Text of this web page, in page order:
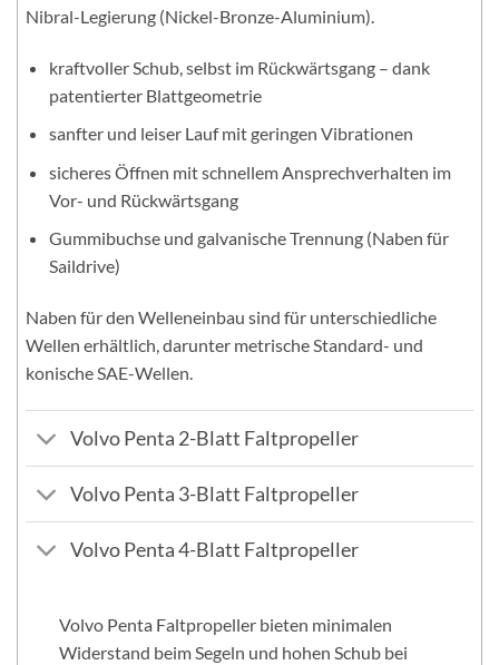
Nibral-Legierung (Nickel-Bronze-Aluminium).
kraftvoller Schub, selbst im Rückwärtsgang – dank
patentierter Blattgeometrie
sanfter und leiser Lauf mit geringen Vibrationen
sicheres Öffnen mit schnellem Ansprechverhalten im
Vor- und Rückwärtsgang
Gummibuchse und galvanische Trennung (Naben für
Saildrive)
Naben für den Welleneinbau sind für unterschiedliche
Wellen erhältlich, darunter metrische Standard- und
konische SAE-Wellen.
Volvo Penta 2-Blatt Faltpropeller
Volvo Penta 3-Blatt Faltpropeller
Volvo Penta 4-Blatt Faltpropeller
Volvo Penta Faltpropeller bieten minimalen
Widerstand beim Segeln und hohen Schub bei